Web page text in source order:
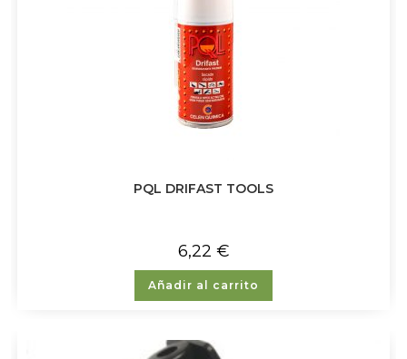
PQL DRIFAST TOOLS
6,22 €
Añadir al carrito